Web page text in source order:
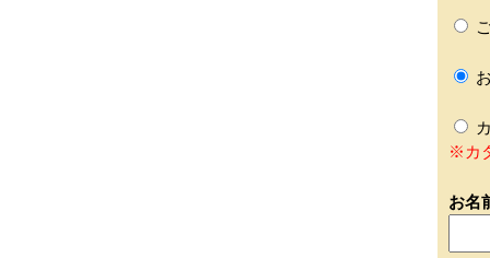
※カ
お名